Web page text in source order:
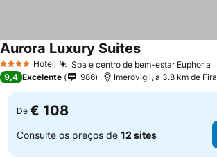
4 EstrelasHotel Spa e centro de bem-estar Euphoria
Aurora Luxury Suites
9,4 Excelente 986 Imerovigli, a 3.8 km de Fira
De € 108
Consulte os preços de 12 sites